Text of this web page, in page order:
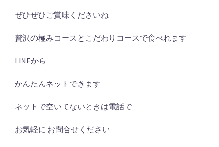
ぜひぜひご賞味くださいね
贅沢の極みコースとこだわりコースで食べれます
LINEから
かんたんネットできます
ネットで空いてないときは電話で
お気軽に お問合せください